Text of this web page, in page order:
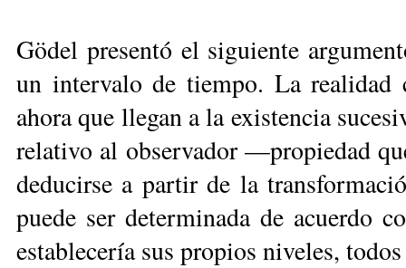
Gödel presentó el siguiente
un intervalo de tiempo. La realidad
ahora que llegan a la existencia
relativo al observador —propiedad
deducirse a partir de la
puede ser determinada de acuerdo
establecería sus propios niveles,